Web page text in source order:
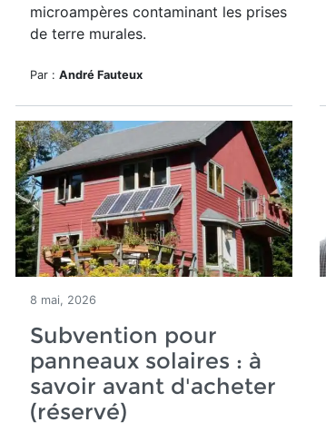
microampères contaminant les prises
de terre murales.
Par : André Fauteux
8 mai, 2026
Subvention pour
panneaux solaires : à
savoir avant d'acheter
(réservé)